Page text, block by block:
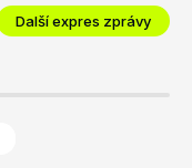
Další expres zprávy